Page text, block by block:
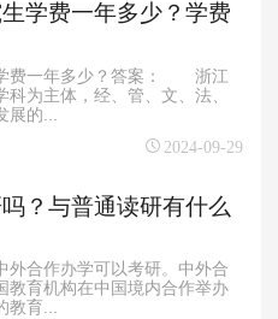
学费一年多少？学费
费一年多少？答案： 浙江
为主体，经、管、文、法、
展的...
2024-09-29
？与普通读研有什么
外合作办学可以考研。中外合
教育机构在中国境内合作举办
教育...